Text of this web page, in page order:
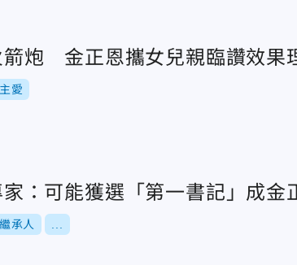
箭炮 金正恩攜女兒親臨讚效果
愛
：可能獲選「第一書記」成金
繼承人